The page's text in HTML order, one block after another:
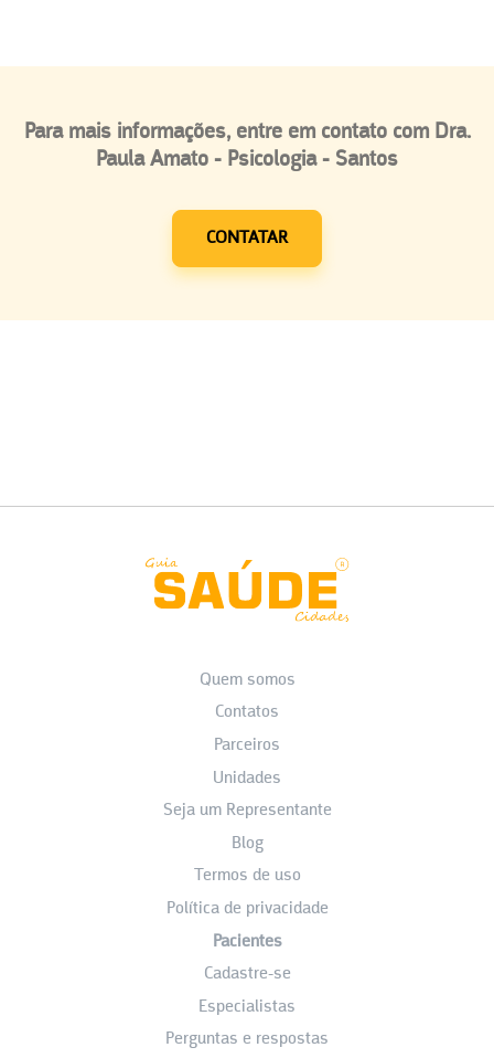
Para mais informações, entre em contato com Dra.
Paula Amato - Psicologia - Santos
CONTATAR
Quem somos
Contatos
Parceiros
Unidades
Seja um Representante
Blog
Termos de uso
Política de privacidade
Pacientes
Cadastre-se
Especialistas
Perguntas e respostas